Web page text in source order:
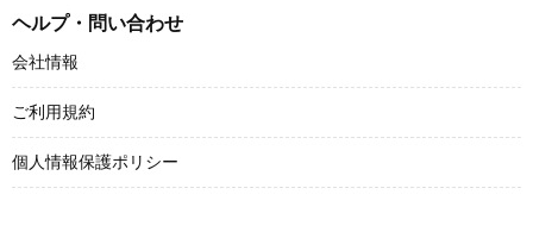
ヘルプ・問い合わせ
会社情報
ご利用規約
個人情報保護ポリシー